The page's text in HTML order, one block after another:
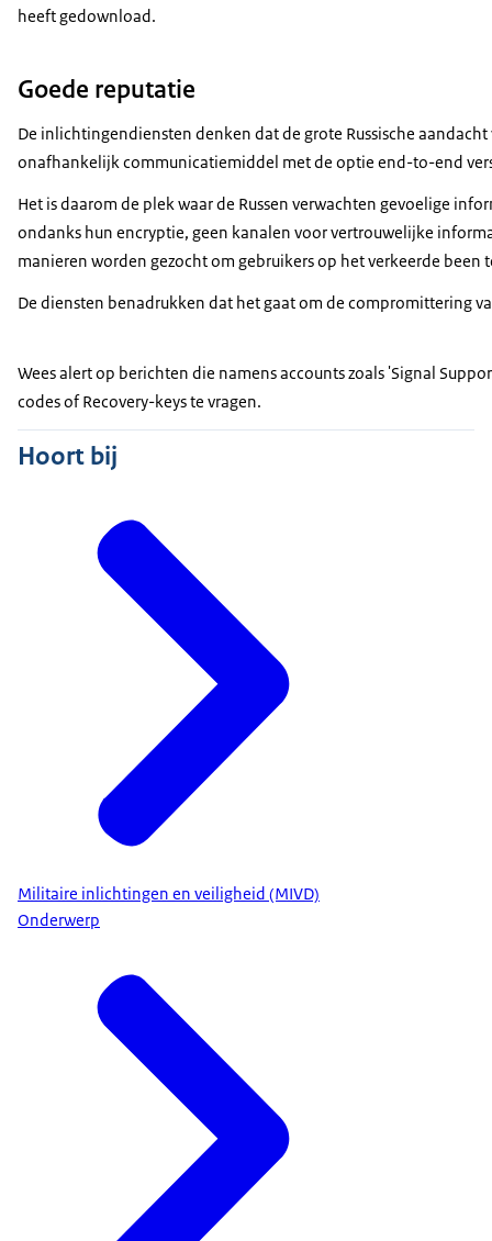
heeft gedownload.
Goede reputatie
De inlichtingendiensten denken dat de grote Russische
onafhankelijk communicatiemiddel met de optie end-to-end
Het is daarom de plek waar de Russen verwachten gevoelige
ondanks hun encryptie, geen kanalen voor vertrouwelijke
manieren worden gezocht om gebruikers op het verkeerde been
De diensten benadrukken dat het gaat om de compromittering
Wees alert op berichten die namens accounts zoals 'Signal
codes of Recovery-keys te vragen.
Hoort bij
Militaire inlichtingen en veiligheid (MIVD)
Onderwerp